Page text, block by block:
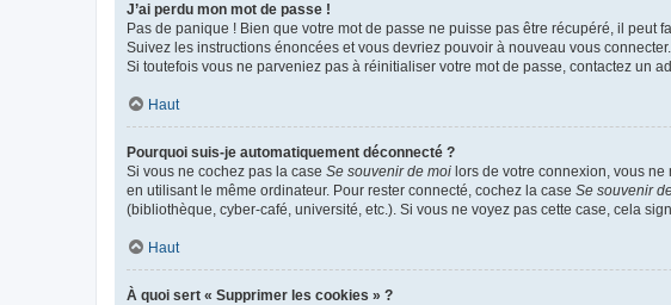
J’ai perdu mon mot de passe !
Pas de panique ! Bien que votre mot de passe ne puisse pas être récupéré, il
Suivez les instructions énoncées et vous devriez pouvoir à nouveau vous connecter.
Si toutefois vous ne parveniez pas à réinitialiser votre mot de passe, contactez un
Haut
Pourquoi suis-je automatiquement déconnecté ?
Si vous ne cochez pas la case Se souvenir de moi lors de votre connexion, vous
en utilisant le même ordinateur. Pour rester connecté, cochez la case Se souvenir
(bibliothèque, cyber-café, université, etc.). Si vous ne voyez pas cette case, cela
Haut
À quoi sert « Supprimer les cookies » ?